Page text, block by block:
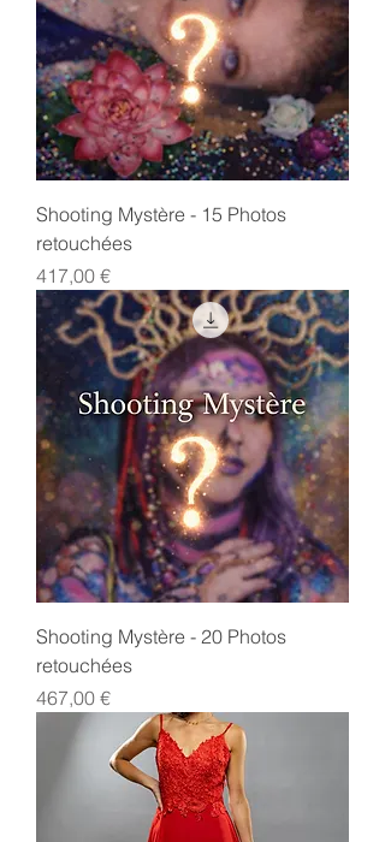
Shooting Mystère - 15 Photos
retouchées
Prix
417,00 €
Shooting Mystère - 20 Photos
retouchées
Prix
467,00 €